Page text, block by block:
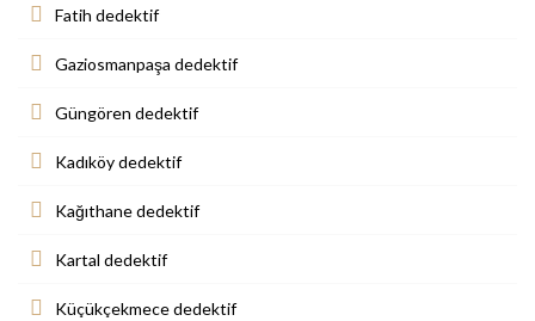
Fatih dedektif
Gaziosmanpaşa dedektif
Güngören dedektif
Kadıköy dedektif
Kağıthane dedektif
Kartal dedektif
Küçükçekmece dedektif